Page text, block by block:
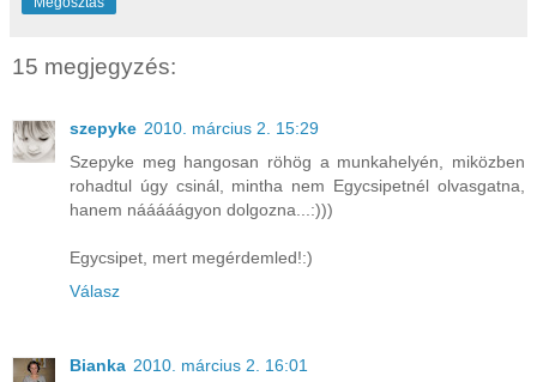
15 megjegyzés:
szepyke 2010. március 2. 15:29
Szepyke meg hangosan röhög a munkahelyén, miközben
rohadtul úgy csinál, mintha nem Egycsipetnél olvasgatna,
hanem nááááágyon dolgozna...:)))
Egycsipet, mert megérdemled!:)
Válasz
Bianka 2010. március 2. 16:01